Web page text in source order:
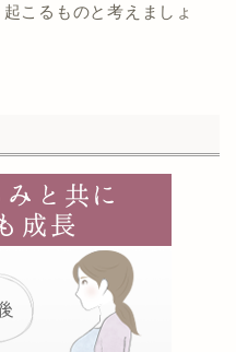
起こるものと考えましょ